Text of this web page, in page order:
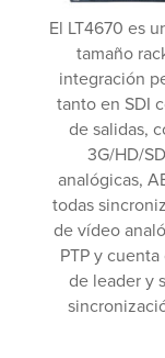
El LT4670 es
tamaño
integración
tanto en SDI
de salidas,
3G/HD/
analógicas,
todas
de vídeo
PTP y
de leader y